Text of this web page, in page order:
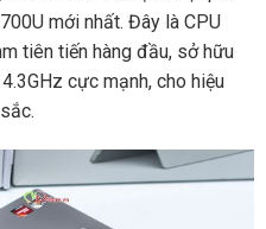
mới nhất. Đây là CPU
tiên tiến hàng đầu, sở hữu
cực mạnh, cho hiệu